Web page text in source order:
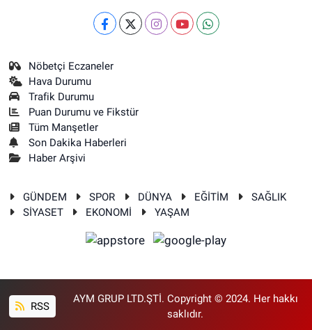
Nöbetçi Eczaneler
Hava Durumu
Trafik Durumu
Puan Durumu ve Fikstür
Tüm Manşetler
Son Dakika Haberleri
Haber Arşivi
GÜNDEM SPOR DÜNYA EĞİTİM
SAĞLIK
SİYASET
EKONOMİ YAŞAM
RSS
AYM GRUP LTD.ŞTİ. Copyright © 2024. Her hakkı
saklıdır.